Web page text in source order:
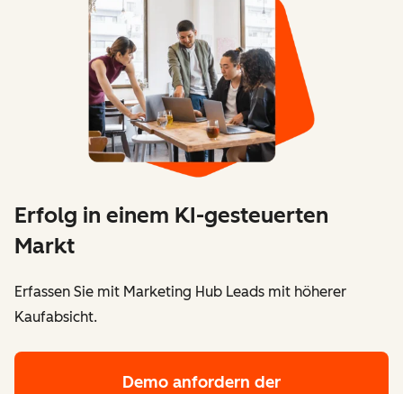
Erfolg in einem KI-gesteuerten
Markt
Erfassen Sie mit Marketing Hub Leads mit höherer
Kaufabsicht.
Demo anfordern der